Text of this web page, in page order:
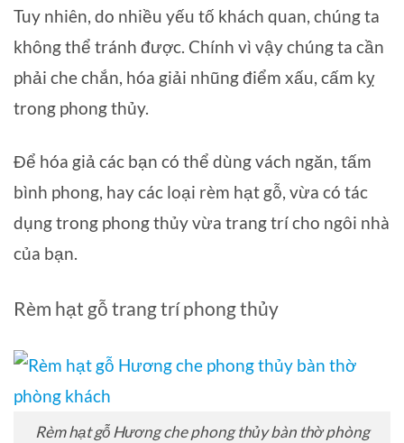
Tuy nhiên, do nhiều yếu tố khách quan, chúng ta
không thể tránh được. Chính vì vậy chúng ta cần
phải che chắn, hóa giải nhũng điểm xấu, cấm kỵ
trong phong thủy.
Để hóa giả các bạn có thể dùng vách ngăn, tấm
bình phong, hay các loại rèm hạt gỗ, vừa có tác
dụng trong phong thủy vừa trang trí cho ngôi nhà
của bạn.
Rèm hạt gỗ trang trí phong thủy
Rèm hạt gỗ Hương che phong thủy bàn thờ phòng